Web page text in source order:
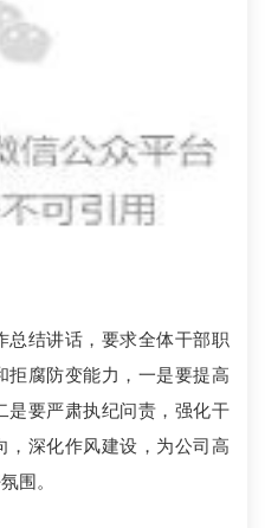
总结讲话，要求全体干部职
拒腐防变能力，一是要提高
是要严肃执纪问责，强化干
，深化作风建设，为公司高
围。